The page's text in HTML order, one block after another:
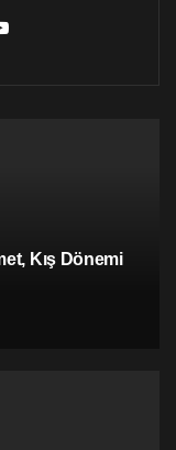
Kış Dönemi